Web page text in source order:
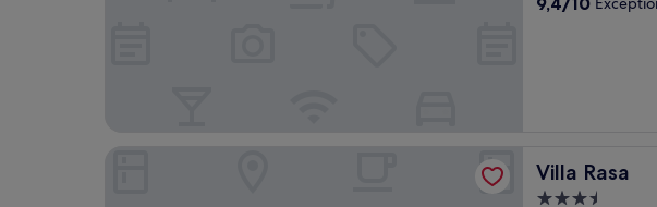
Villa Rasa
Villa Rasa
Hébergement